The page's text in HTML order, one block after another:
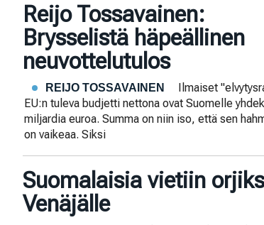
Reijo Tossavainen:
Brysselistä häpeällinen
neuvottelutulos
REIJO TOSSAVAINEN
Ilmaiset
EU:n tuleva budjetti nettona ovat Suomelle
miljardia euroa. Summa on niin iso, että sen
on vaikeaa. Siksi
Suomalaisia vietiin
Venäjälle